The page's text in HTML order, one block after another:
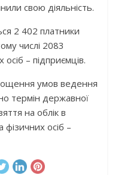
свою діяльність.
2 402 платники
числі 2083
– підприємців.
умов ведення
термін державної
на облік в
осіб –